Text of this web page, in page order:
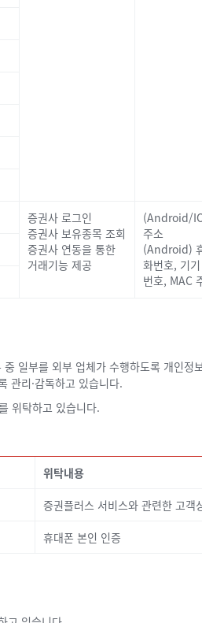
증권사 로그인
증권사 보유종목 조회
증권사 연동을 통한
거래기능 제공
(Android/
주소
(Android)
화번호, 기
번호, MAC
일부를 외부 업체가 수행하도록 개인정
관리·감독하고 있습니다.
위탁하고 있습니다.
위탁내용
증권플러스 서비스와 관련한 고객
휴대폰 본인 인증